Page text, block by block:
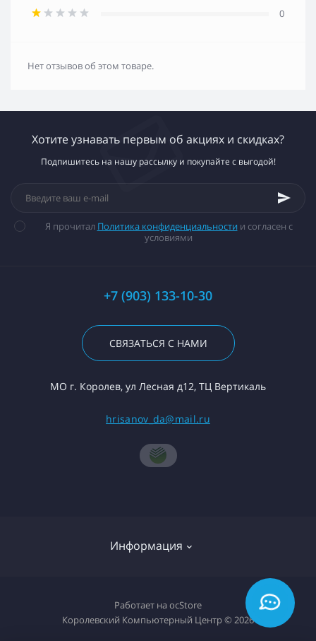
0
Нет отзывов об этом товаре.
Хотите узнавать первым об акциях и скидках?
Подпишитесь на нашу рассылку и покупайте с выгодой!
Я прочитал Политика конфиденциальности и согласен с
условиями
+7 (903) 133-10-30
СВЯЗАТЬСЯ С НАМИ
МО г. Королев, ул Лесная д12, ТЦ Вертикаль
hrisanov_da@mail.ru
Информация
О компании
Доставка товара
Работает на ocStore
Королевский Компьютерный Центр © 2026